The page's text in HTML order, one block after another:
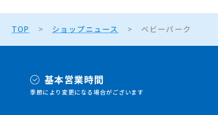
TOP ショップニュース ベビーパーク
基本営業時間
季節により変更になる場合がございます